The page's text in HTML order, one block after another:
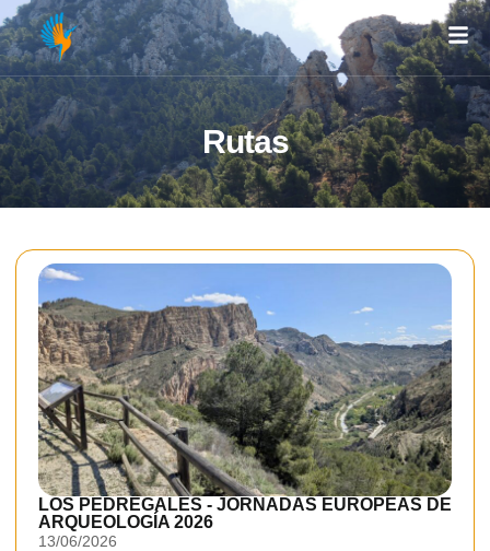
Rutas
LOS PEDREGALES - JORNADAS EUROPEAS DE
ARQUEOLOGÍA 2026
13/06/2026